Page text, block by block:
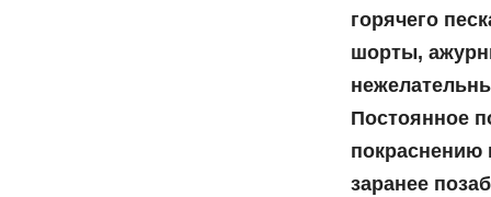
горячего
шорты,
Постоянное
покраснению
заранее